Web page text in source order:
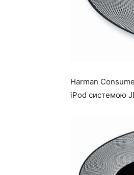
Harman
iPod системою